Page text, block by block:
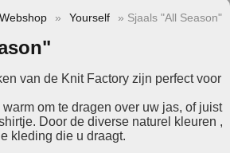
Webshop » Yourself » Sjaals "All Season"
van de Knit Factory zijn perfect voor
om te dragen over uw jas, of juist
Door de diverse naturel kleuren ,
kleding die u draagt.